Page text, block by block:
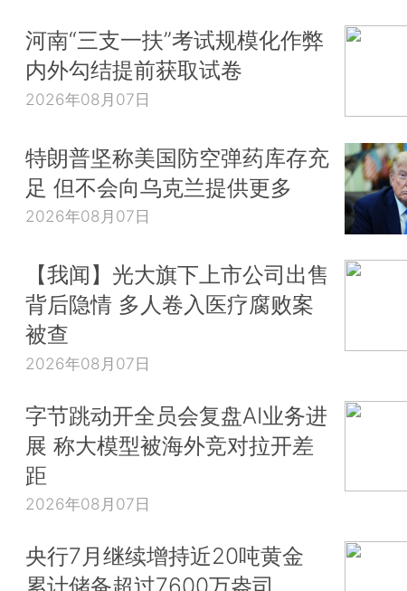
河南“三支一扶”考试规模化作弊
内外勾结提前获取试卷
2026年08月07日
特朗普坚称美国防空弹药库存充
足 但不会向乌克兰提供更多
2026年08月07日
【我闻】光大旗下上市公司出售
背后隐情 多人卷入医疗腐败案
被查
2026年08月07日
字节跳动开全员会复盘AI业务进
展 称大模型被海外竞对拉开差
距
2026年08月07日
央行7月继续增持近20吨黄金